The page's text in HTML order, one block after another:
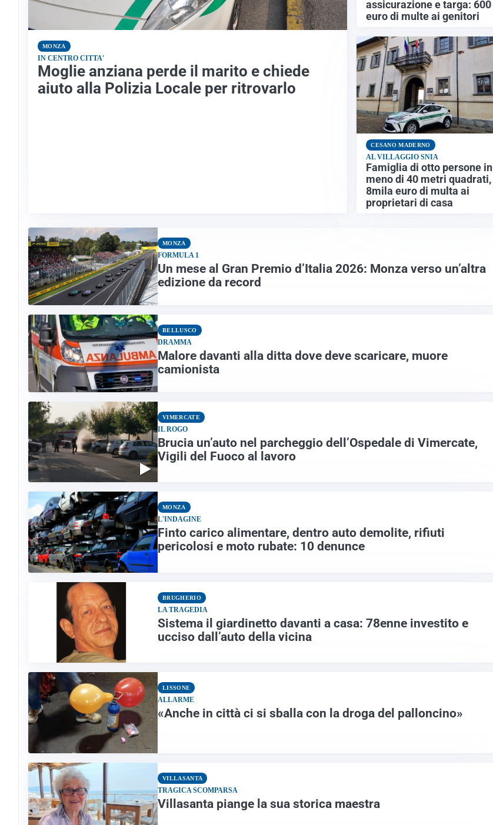
MONZA
IN CENTRO CITTA'
Moglie anziana perde il marito e chiede
aiuto alla Polizia Locale per ritrovarlo
assicurazione e targa: 600
euro di multe ai genitori
CESANO MADERNO
AL VILLAGGIO SNIA
Famiglia di otto persone in
meno di 40 metri quadrati,
8mila euro di multa ai
proprietari di casa
MONZA
FORMULA 1
Un mese al Gran Premio d’Italia 2026: Monza verso un’altra
edizione da record
BELLUSCO
DRAMMA
Malore davanti alla ditta dove deve scaricare, muore
camionista
VIMERCATE
IL ROGO
Brucia un’auto nel parcheggio dell’Ospedale di Vimercate,
Vigili del Fuoco al lavoro
MONZA
L'INDAGINE
Finto carico alimentare, dentro auto demolite, rifiuti
pericolosi e moto rubate: 10 denunce
BRUGHERIO
LA TRAGEDIA
Sistema il giardinetto davanti a casa: 78enne investito e
ucciso dall’auto della vicina
LISSONE
ALLARME
«Anche in città ci si sballa con la droga del palloncino»
VILLASANTA
TRAGICA SCOMPARSA
Villasanta piange la sua storica maestra